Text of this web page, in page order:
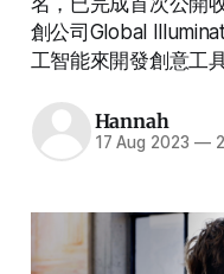
創公司Global
工智能來開發創意工
Hannah
17 Aug 2023 —2